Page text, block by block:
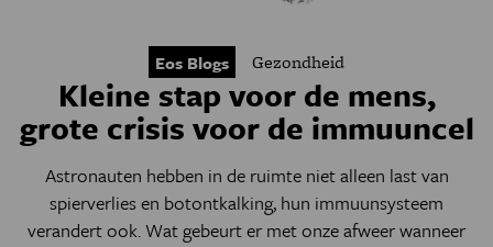
Eos Blogs Gezondheid
Kleine stap voor de mens,
grote crisis voor de immuuncel
Astronauten hebben in de ruimte niet alleen last van
spierverlies en botontkalking, hun immuunsysteem
verandert ook. Wat gebeurt er met onze afweer wanneer